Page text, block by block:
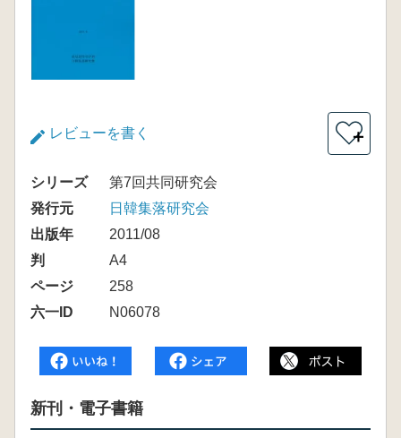
レビューを書く ＋
シリーズ
第7回共同研究会
発行元
日韓集落研究会
出版年
2011/08
判
A4
ページ
258
六一ID
N06078
新刊・電子書籍